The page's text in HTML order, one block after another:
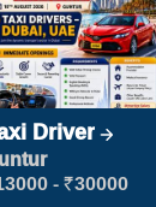
Driver
- ₹30000